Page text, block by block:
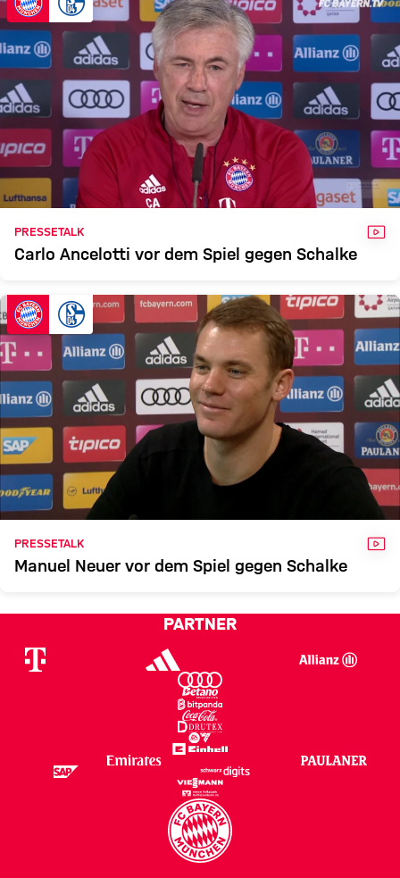
PRESSETALK
Carlo Ancelotti vor dem Spiel gegen Schalke
PRESSETALK
Manuel Neuer vor dem Spiel gegen Schalke
PARTNER